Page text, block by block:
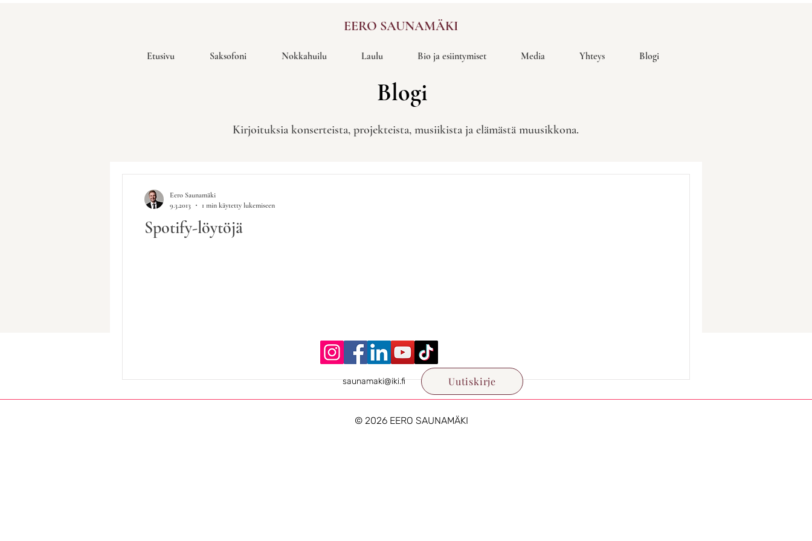
EERO SAUNAMÄKI
Etusivu Saksofoni Nokkahuilu Laulu Bio ja esiintymiset Media Yhteys Blogi
Blogi
Kirjoituksia konserteista, projekteista, musiikista ja elämästä muusikkona.
Spotify-löytöjä
Eero Saunamäki
9.3.2013
1 min käytetty lukemiseen
saunamaki@iki.fi Uutiskirje
© 2026 EERO SAUNAMÄKI